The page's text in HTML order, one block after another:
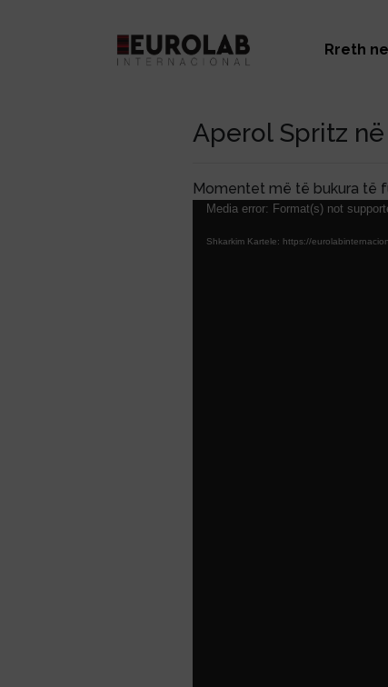
Rreth
Aperol Spritz
Momentet më të bukura të
Lojtës
Media error: Format(s) not
Shkarkim Kartele: https://